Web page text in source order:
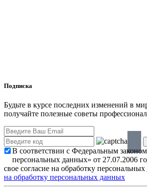
Подписка
Будьте в курсе последних изменений в
получайте полезные советы
В соответствии с Федеральным
персональных данных» от 27.07.2006
свое согласие на обработку
на обработку персональных данных